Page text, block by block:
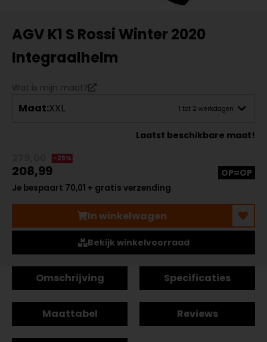
AGV K1 S Rossi Winter 2020
Integraalhelm
Wat is mijn maat?
Maat:XXL 1 tot 2 werkdagen
Laatst beschikbare maat!
-25%
208,99
Je bespaart 70,01 + gratis verzending
OP=OP
In winkelwagen
Bekijk winkelvoorraad
Omschrijving Specificaties
Maattabel Reviews